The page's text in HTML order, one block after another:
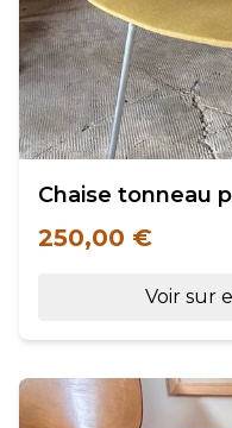
Chaise tonneau
250,00 €
Voir sur